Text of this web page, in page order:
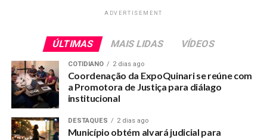
ADVERTISEMENT
ÚLTIMAS MAIS LIDAS VÍDEOS
COTIDIANO 2 dias ago
Coordenação da ExpoQuinari se reúne com
a Promotora de Justiça para diálago
institucional
DESTAQUES 2 dias ago
Município obtém alvará judicial para